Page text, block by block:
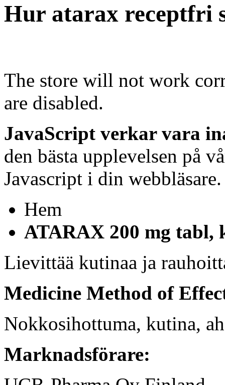
Hur atarax receptfri
The store will not work
are disabled.
JavaScript verkar vara
den bästa upplevelsen på
Javascript i din webbläsare.
Hem
ATARAX 200 mg tabl,
Lievittää kutinaa ja
Medicine Method of
Nokkosihottuma, kutina,
Marknadsförare: